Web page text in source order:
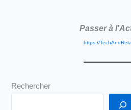
faire
Passer à
https://
Rechercher